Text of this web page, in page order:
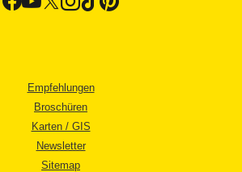
Empfehlungen
Broschüren
Karten / GIS
Newsletter
Sitemap